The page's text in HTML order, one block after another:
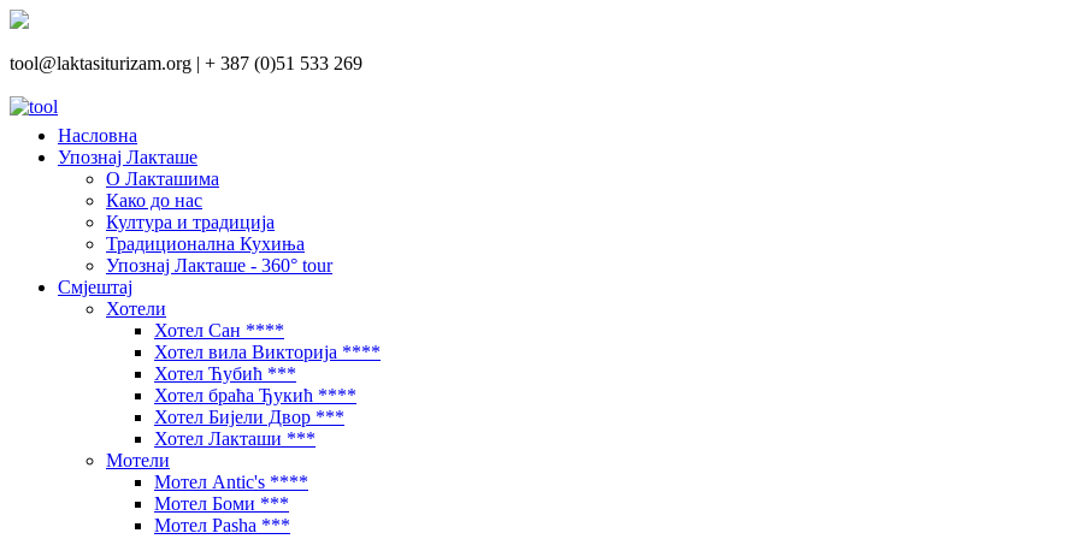
tool@laktasiturizam.org | + 387 (0)51 533 269
Насловна
Упознај Лакташе
О Лакташима
Како до нас
Култура и традиција
Традиционална Кухиња
Упознај Лакташе - 360° tour
Смјештај
Хотели
Хотел Сан ****
Хотел вила Викторија ****
Хотел Ћубић ***
Хотел браћа Ђукић ****
Хотел Бијели Двор ***
Хотел Лакташи ***
Мотели
Мотел Antic's ****
Мотел Боми ***
Мотел Pasha ***